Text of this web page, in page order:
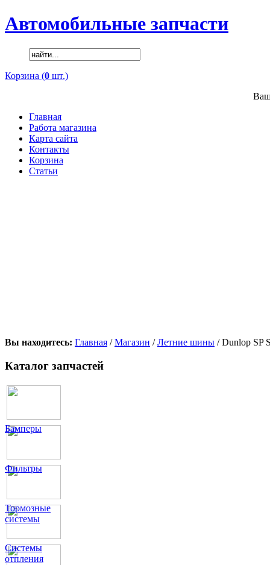
Автомобильные запчасти
Корзина (0 шт.)
Главная
Работа магазина
Карта сайта
Контакты
Корзина
Статьи
Вы находитесь: Главная /Магазин /Летние шины / Dunlop SP
Каталог запчастей
Бамперы
Фильтры
Тормозные
системы
Системы
отпления